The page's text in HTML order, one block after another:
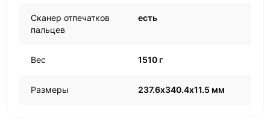
Сканер отпечатков
пальцев
есть
Вес 1510 г
Размеры 237.6х340.4х11.5 мм